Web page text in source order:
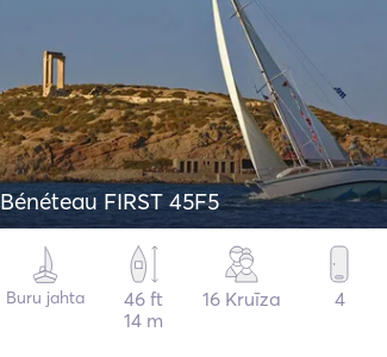
Bénéteau FIRST 45F5
Buru jahta
46 ft
14 m
16 Kruīza 4